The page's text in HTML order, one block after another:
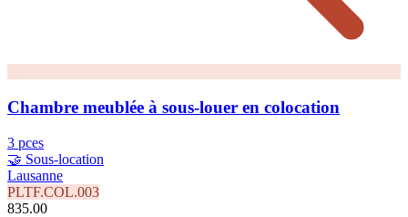
Chambre meublée à sous-louer en colocation
3 pces
🤝 Sous-location
Lausanne
PLTF.COL.003
835.00